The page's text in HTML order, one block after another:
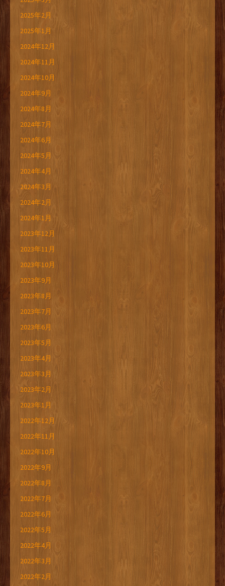
2025年2月
2025年1月
2024年12月
2024年11月
2024年10月
2024年9月
2024年8月
2024年7月
2024年6月
2024年5月
2024年4月
2024年3月
2024年2月
2024年1月
2023年12月
2023年11月
2023年10月
2023年9月
2023年8月
2023年7月
2023年6月
2023年5月
2023年4月
2023年3月
2023年2月
2023年1月
2022年12月
2022年11月
2022年10月
2022年9月
2022年8月
2022年7月
2022年6月
2022年5月
2022年4月
2022年3月
2022年2月